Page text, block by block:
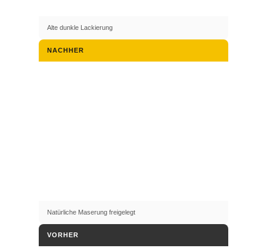
Alte dunkle Lackierung
NACHHER
Natürliche Maserung freigelegt
VORHER